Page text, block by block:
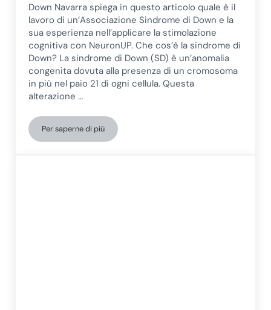
Down Navarra spiega in questo articolo quale è il
lavoro di un’Associazione Sindrome di Down e la
sua esperienza nell’applicare la stimolazione
cognitiva con NeuronUP. Che cos’è la sindrome di
Down? La sindrome di Down (SD) è un’anomalia
congenita dovuta alla presenza di un cromosoma
in più nel paio 21 di ogni cellula. Questa
alterazione …
Per saperne di piùQual è l’attività di un’Associazione per la Sindrome di